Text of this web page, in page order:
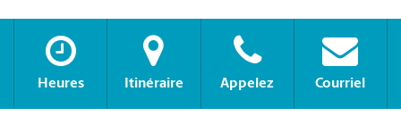
Heures Itinéraire Appelez Courriel